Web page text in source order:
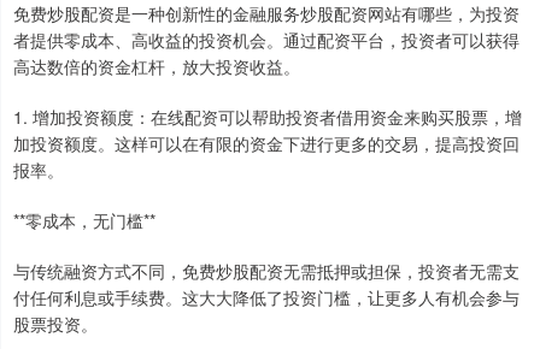
免费炒股配资是一种创新性的金融服务炒股配资网站有哪些，为投资
者提供零成本、高收益的投资机会。通过配资平台，投资者可以获得
高达数倍的资金杠杆，放大投资收益。
1. 增加投资额度：在线配资可以帮助投资者借用资金来购买股票，增
加投资额度。这样可以在有限的资金下进行更多的交易，提高投资回
报率。
**零成本，无门槛**
与传统融资方式不同，免费炒股配资无需抵押或担保，投资者无需支
付任何利息或手续费。这大大降低了投资门槛，让更多人有机会参与
股票投资。